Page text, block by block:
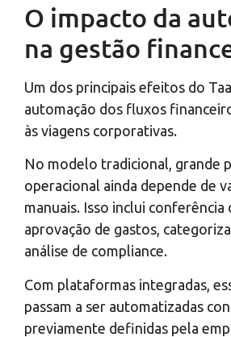
O impacto da
na gestão
Um dos principais efeitos do
automação dos fluxos
às viagens corporativas.
No modelo tradicional, grande
operacional ainda depende de
manuais. Isso inclui conferência
aprovação de gastos,
análise de compliance.
Com plataformas integradas,
passam a ser automatizadas
previamente definidas pela